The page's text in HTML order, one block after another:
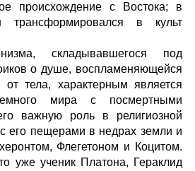
происхождение с Востока; в
в культ
складывавшегося под
о душе, воспламеняющейся
тела, характерным является
мира с посмертными
важную роль в религиозной
его пещерами в недрах земли и
Флегетоном и Коцитом.
уже ученик Платона, Гераклид